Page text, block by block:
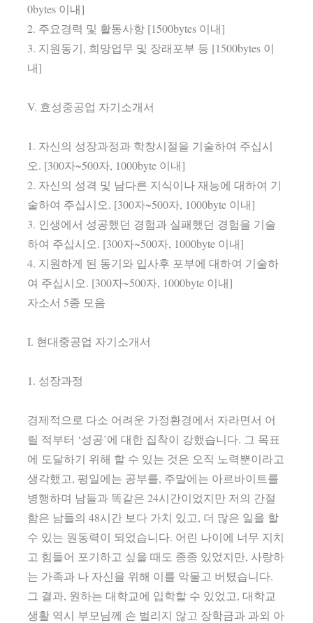
0bytes 이내]
2. 주요경력 및 활동사항 [1500bytes 이내]
3. 지원동기, 희망업무 및 장래포부 등 [1500bytes 이
내]
V. 효성중공업 자기소개서
1. 자신의 성장과정과 학창시절을 기술하여 주십시
오. [300자~500자, 1000byte 이내]
2. 자신의 성격 및 남다른 지식이나 재능에 대하여 기
술하여 주십시오. [300자~500자, 1000byte 이내]
3. 인생에서 성공했던 경험과 실패했던 경험을 기술
하여 주십시오. [300자~500자, 1000byte 이내]
4. 지원하게 된 동기와 입사후 포부에 대하여 기술하
여 주십시오. [300자~500자, 1000byte 이내]
자소서 5종 모음
I. 현대중공업 자기소개서
1. 성장과정
경제적으로 다소 어려운 가정환경에서 자라면서 어
릴 적부터 ‘성공’에 대한 집착이 강했습니다. 그 목표
에 도달하기 위해 할 수 있는 것은 오직 노력뿐이라고
생각했고, 평일에는 공부를, 주말에는 아르바이트를
병행하며 남들과 똑같은 24시간이었지만 저의 간절
함은 남들의 48시간 보다 가치 있고, 더 많은 일을 할
수 있는 원동력이 되었습니다. 어린 나이에 너무 지치
고 힘들어 포기하고 싶을 때도 종종 있었지만, 사랑하
는 가족과 나 자신을 위해 이를 악물고 버텼습니다.
그 결과, 원하는 대학교에 입학할 수 있었고, 대학교
생활 역시 부모님께 손 벌리지 않고 장학금과 과외 아